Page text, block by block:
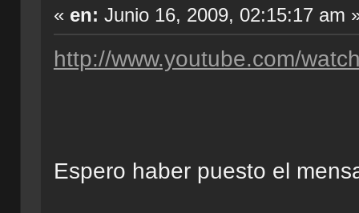
« en: Junio 16, 2009, 02:15:17 am
http://www.youtube.com/
Espero haber puesto el